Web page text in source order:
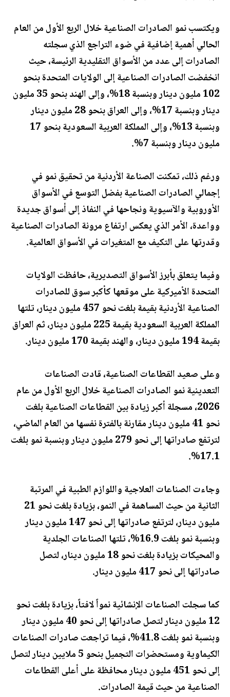
ويكتسب نمو الصادرات الصناعية خلال الربع الأول من العام
الحالي أهمية إضافية في ضوء التراجع الذي سجلته
الصادرات إلى عدد من الأسواق التقليدية الرئيسة، حيث
انخفضت الصادرات الصناعية إلى الولايات المتحدة بنحو
102 مليون دينار وبنسبة 18%، وإلى الهند بنحو 35 مليون
دينار وبنسبة 17%، وإلى العراق بنحو 28 مليون دينار
وبنسبة 13%، وإلى المملكة العربية السعودية بنحو 17
مليون دينار وبنسبة 7%.
ورغم ذلك، تمكنت الصناعة الأردنية من تحقيق نمو في
إجمالي الصادرات الصناعية بفضل التوسع في الأسواق
الأوروبية والآسيوية ونجاحها في النفاذ إلى أسواق جديدة
وواعدة، الأمر الذي يعكس ارتفاع مرونة الصادرات الصناعية
وقدرتها على التكيف مع المتغيرات في الأسواق العالمية.
وفيما يتعلق بأبرز الأسواق التصديرية، حافظت الولايات
المتحدة الأميركية على موقعها كأكبر سوق للصادرات
الصناعية الأردنية بقيمة بلغت نحو 457 مليون دينار، تلتها
المملكة العربية السعودية بقيمة 225 مليون دينار، ثم العراق
بقيمة 194 مليون دينار، والهند بقيمة 170 مليون دينار.
وعلى صعيد القطاعات الصناعية، قادت الصناعات
التعدينية نمو الصادرات الصناعية خلال الربع الأول من عام
2026، مسجلة أكبر زيادة بين القطاعات الصناعية بلغت
نحو 41 مليون دينار مقارنة بالفترة نفسها من العام الماضي،
لترتفع صادراتها إلى نحو 279 مليون دينار وبنسبة نمو بلغت
17.1%.
وجاءت الصناعات العلاجية واللوازم الطبية في المرتبة
الثانية من حيث المساهمة في النمو، بزيادة بلغت نحو 21
مليون دينار، لترتفع صادراتها إلى نحو 147 مليون دينار
وبنسبة نمو بلغت 16.9%، تلتها الصناعات الجلدية
والمحيكات بزيادة بلغت نحو 18 مليون دينار، لتصل
صادراتها إلى نحو 417 مليون دينار.
كما سجلت الصناعات الإنشائية نمواً لافتاً، بزيادة بلغت نحو
12 مليون دينار لتصل صادراتها إلى نحو 40 مليون دينار
وبنسبة نمو بلغت 41.8%، فيما تراجعت صادرات الصناعات
الكيماوية ومستحضرات التجميل بنحو 5 ملايين دينار لتصل
إلى نحو 451 مليون دينار محافظة على أعلى القطاعات
الصناعية من حيث قيمة الصادرات.